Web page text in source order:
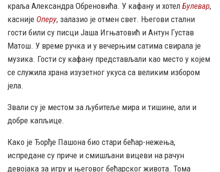
краља Александра Обреновића. У кафану и хотел Булевар,
касније Оперу, залазио је отмен свет. Његови стални
гости били су писци Јаша Игњатовић и Антун Густав
Матош. У време ручка и у вечерњим сатима свирала је
музика. Гости су кафану представљали као место у којем
се служила храна изузетног укуса са великим избором
јела.
Звали су је местом за љубитеље мира и тишине, али и
добре капљице.
Како је Ђорђе Пашона био стари бећар-нежења,
испредане су приче и смишљани вицеви на рачун
девојака за игру и његовог бећарског живота. Тома